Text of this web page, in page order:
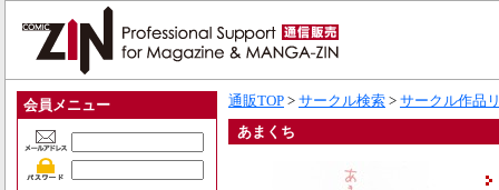
会員メニュー 通販TOP > サークル検索 > サークル作品
あまくち